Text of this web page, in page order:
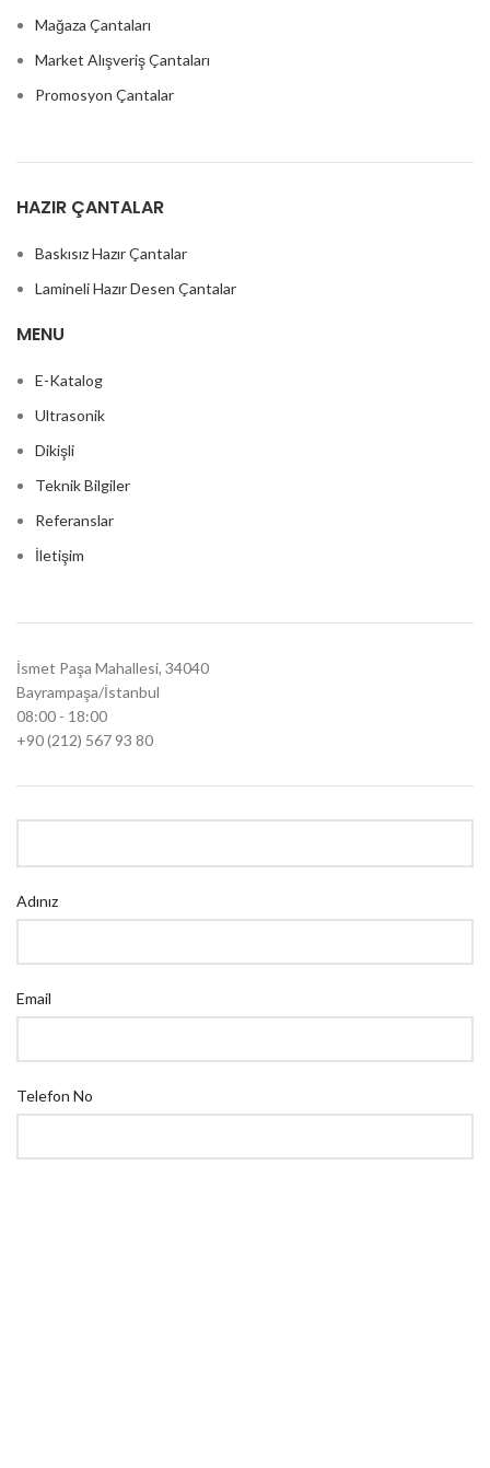
Mağaza Çantaları
Market Alışveriş Çantaları
Promosyon Çantalar
HAZIR ÇANTALAR
Baskısız Hazır Çantalar
Lamineli Hazır Desen Çantalar
MENU
E-Katalog
Ultrasonik
Dikişli
Teknik Bilgiler
Referanslar
İletişim
İsmet Paşa Mahallesi, 34040
Bayrampaşa/İstanbul
08:00 - 18:00
+90 (212) 567 93 80
Adınız
Email
Telefon No